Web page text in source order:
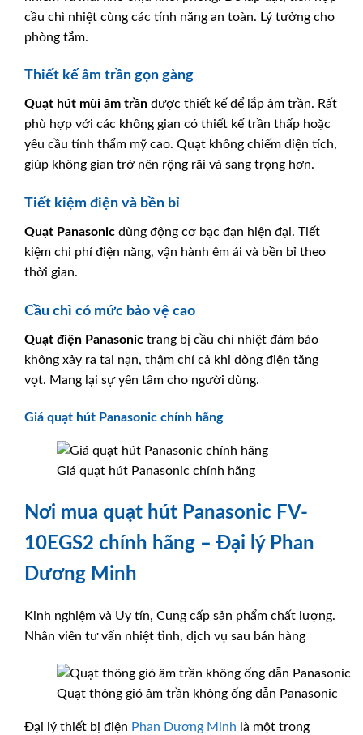
cầu chì nhiệt cùng các tính năng an toàn. Lý tưởng cho
phòng tắm.
Thiết kế âm trần gọn gàng
Quạt hút mùi âm trần được thiết kế để lắp âm trần. Rất
phù hợp với các không gian có thiết kế trần thấp hoặc
yêu cầu tính thẩm mỹ cao. Quạt không chiếm diện tích,
giúp không gian trở nên rộng rãi và sang trọng hơn.
Tiết kiệm điện và bền bỉ
Quạt Panasonic dùng động cơ bạc đạn hiện đại. Tiết
kiệm chi phí điện năng, vận hành êm ái và bền bỉ theo
thời gian.
Cầu chì có mức bảo vệ cao
Quạt điện Panasonic trang bị cầu chì nhiệt đảm bảo
không xảy ra tai nạn, thậm chí cả khi dòng điện tăng
vọt. Mang lại sự yên tâm cho người dùng.
Giá quạt hút Panasonic chính hãng
Giá quạt hút Panasonic chính hãng
Nơi mua quạt hút Panasonic FV-
10EGS2 chính hãng – Đại lý Phan
Dương Minh
Kinh nghiệm và Uy tín, Cung cấp sản phẩm chất lượng.
Nhân viên tư vấn nhiệt tình, dịch vụ sau bán hàng
Quạt thông gió âm trần không ống dẫn Panasonic
Đại lý thiết bị điện Phan Dương Minh là một trong